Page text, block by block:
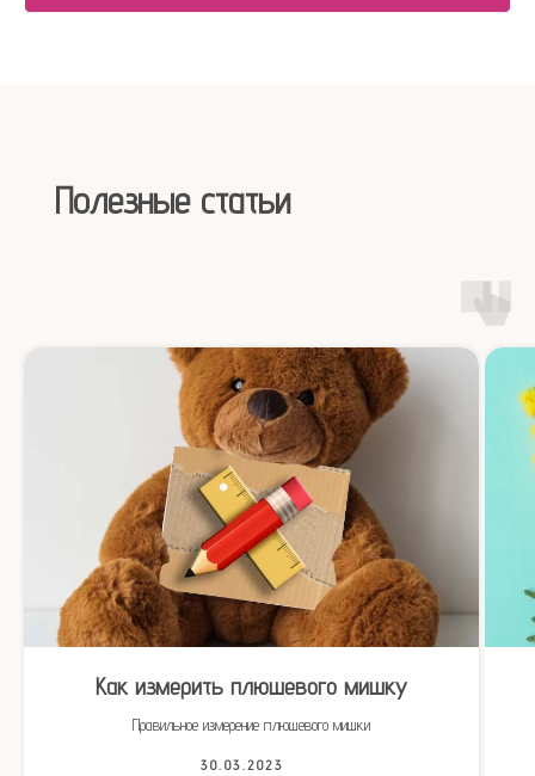
Как измерить плюшевого мишку
Правильное измерение плюшевого мишки
30.03.2023